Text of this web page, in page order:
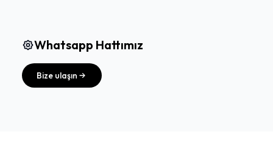
Whatsapp Hattımız
Bize ulaşın